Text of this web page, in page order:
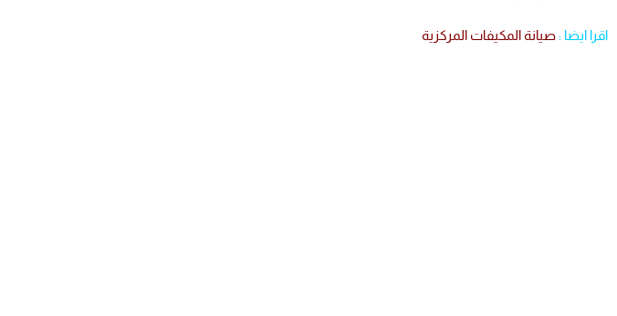
اقرا ايضا :صيانة المكيفات المركزية